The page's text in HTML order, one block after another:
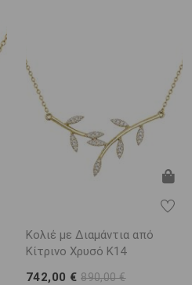
Κολιέ με Διαμάντια από
Κίτρινο Χρυσό K14
742,00 €890,00 €